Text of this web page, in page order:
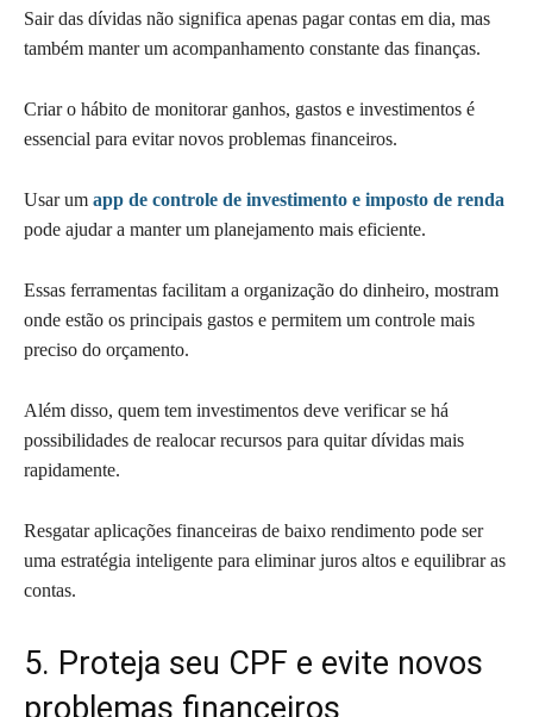
Sair das dívidas não significa apenas pagar contas em dia, mas
também manter um acompanhamento constante das finanças.
Criar o hábito de monitorar ganhos, gastos e investimentos é
essencial para evitar novos problemas financeiros.
Usar um app de controle de investimento e imposto de renda
pode ajudar a manter um planejamento mais eficiente.
Essas ferramentas facilitam a organização do dinheiro, mostram
onde estão os principais gastos e permitem um controle mais
preciso do orçamento.
Além disso, quem tem investimentos deve verificar se há
possibilidades de realocar recursos para quitar dívidas mais
rapidamente.
Resgatar aplicações financeiras de baixo rendimento pode ser
uma estratégia inteligente para eliminar juros altos e equilibrar as
contas.
5. Proteja seu CPF e evite novos
problemas financeiros